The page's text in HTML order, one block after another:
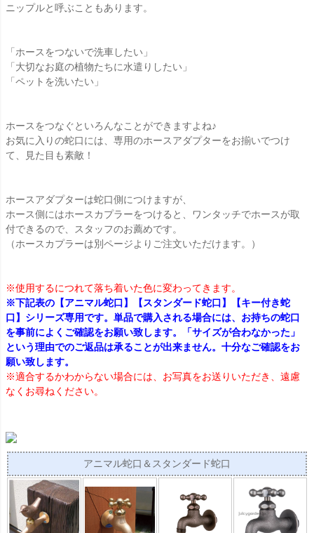
ニップルと呼ぶこともあります。
「ホースをつないで洗車したい」
「大切なお庭の植物たちに水遣りしたい」
「ペットを洗いたい」
ホースをつなぐといろんなことができますよね♪
お気に入りの蛇口には、専用のホースアダプターをお揃いでつけ
て、見た目も素敵！
ホースアダプターは蛇口側につけますが、
ホース側にはホースカプラーをつけると、ワンタッチでホースが取
付できるので、スタッフのお薦めです。
（ホースカプラーは別ページよりご注文いただけます。）
※使用するにつれて落ち着いた色に変わってきます。
※下記表の【アニマル蛇口】【スタンダード蛇口】【キー付き蛇
口】シリーズ専用です。単品で購入される場合には、お持ちの蛇口
を事前によくご確認をお願い致します。「サイズが合わなかった」
という理由でのご返品は承ることが出来ません。十分なご確認をお
願い致します。
※適合するかわからない場合には、お写真をお送りいただき、遠慮
なくお尋ねください。
アニマル蛇口＆スタンダード蛇口